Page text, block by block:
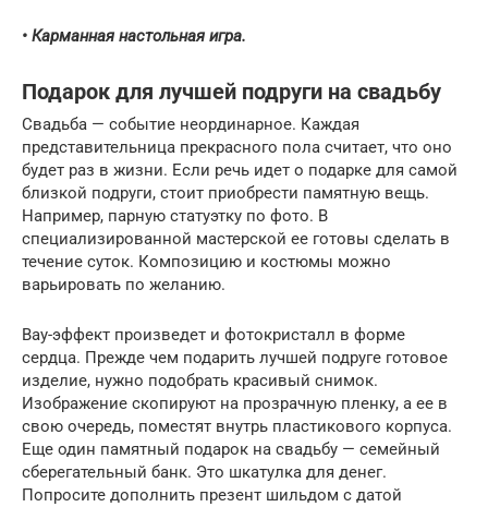
• Карманная настольная игра.
Подарок для лучшей подруги на свадьбу
Свадьба — событие неординарное. Каждая
представительница прекрасного пола считает, что оно
будет раз в жизни. Если речь идет о подарке для самой
близкой подруги, стоит приобрести памятную вещь.
Например, парную статуэтку по фото. В
специализированной мастерской ее готовы сделать в
течение суток. Композицию и костюмы можно
варьировать по желанию.
Вау-эффект произведет и фотокристалл в форме
сердца. Прежде чем подарить лучшей подруге готовое
изделие, нужно подобрать красивый снимок.
Изображение скопируют на прозрачную пленку, а ее в
свою очередь, поместят внутрь пластикового корпуса.
Еще один памятный подарок на свадьбу — семейный
сберегательный банк. Это шкатулка для денег.
Попросите дополнить презент шильдом с датой